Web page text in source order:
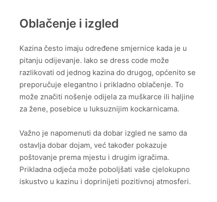
Oblačenje i izgled
Kazina često imaju određene smjernice kada je u
pitanju odijevanje. Iako se dress code može
razlikovati od jednog kazina do drugog, općenito se
preporučuje elegantno i prikladno oblačenje. To
može značiti nošenje odijela za muškarce ili haljine
za žene, posebice u luksuznijim kockarnicama.
Važno je napomenuti da dobar izgled ne samo da
ostavlja dobar dojam, već također pokazuje
poštovanje prema mjestu i drugim igračima.
Prikladna odjeća može poboljšati vaše cjelokupno
iskustvo u kazinu i doprinijeti pozitivnoj atmosferi.